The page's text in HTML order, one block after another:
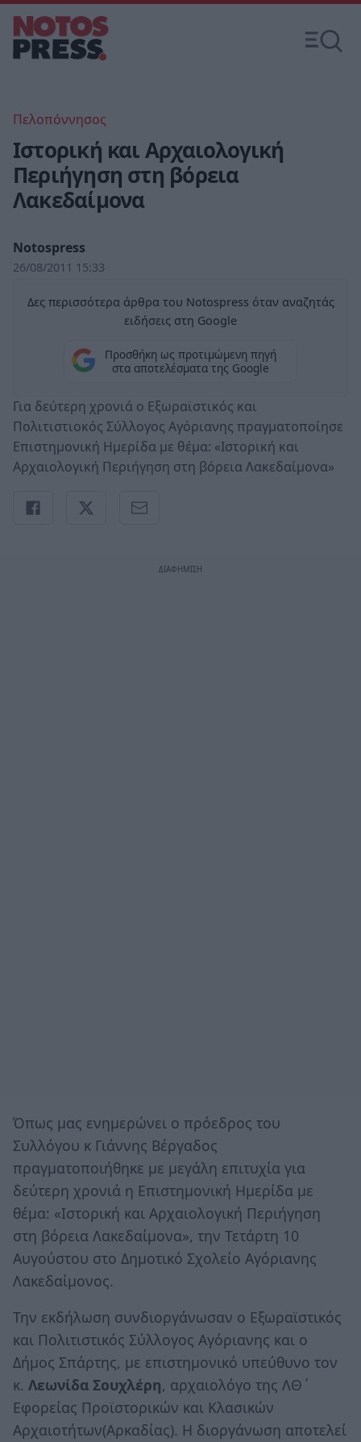
Πελοπόννησος
Ιστορική και Αρχαιολογική
Περιήγηση στη βόρεια
Λακεδαίμονα
Notospress
26/08/2011 15:33
Δες περισσότερα άρθρα του Notospress όταν αναζητάς
ειδήσεις στη Google
Προσθήκη ως προτιμώμενη πηγή
στα αποτελέσματα της Google
Για δεύτερη χρονιά ο Εξωραϊστικός και
Πολιτιστιοκός Σύλλογος Αγόριανης πραγματοποίησε
Επιστημονική Ημερίδα με θέμα: «Ιστορική και
Αρχαιολογική Περιήγηση στη βόρεια Λακεδαίμονα»
Όπως μας ενημερώνει ο πρόεδρος του
Συλλόγου κ Γιάννης Βέργαδος
πραγματοποιήθηκε με μεγάλη επιτυχία για
δεύτερη χρονιά η Επιστημονική Ημερίδα με
θέμα: «Ιστορική και Αρχαιολογική Περιήγηση
στη βόρεια Λακεδαίμονα», την Τετάρτη 10
Αυγούστου στο Δημοτικό Σχολείο Αγόριανης
Λακεδαίμονος.
Την εκδήλωση συνδιοργάνωσαν ο Εξωραϊστικός
και Πολιτιστικός Σύλλογος Αγόριανης και ο
Δήμος Σπάρτης, με επιστημονικό υπεύθυνο τον
κ. Λεωνίδα Σουχλέρη, αρχαιολόγο της ΛΘ΄
Εφορείας Προϊστορικών και Κλασικών
Αρχαιοτήτων(Αρκαδίας). Η διοργάνωση αποτελεί